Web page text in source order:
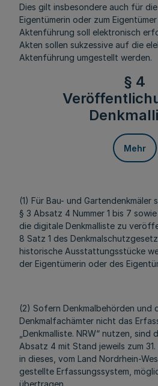
Dies gilt insbesondere auch für
Eigentümerin oder zum
Aktenführung soll elektronisch
Akten sollen sukzessive auf die
Aktenführung umgestellt werden.
§ 4
Mehr
(1) Für Bau- und Gartendenkmäler
§ 3 Absatz 4 Nummer 1 bis 7
die digitale Denkmalliste zu
8 Satz 1 des
historische Ausstattungsstücke
der Eigentümerin oder des
(2) Sofern Denkmalbehörden und
Denkmalfachämter nicht das
„Denkmalliste. NRW“ nutzen, sind
Absatz 4 mit Stand jeweils zum
in dieses, vom Land Nordrhein-
gestellte Erfassungssystem,
übertragen.